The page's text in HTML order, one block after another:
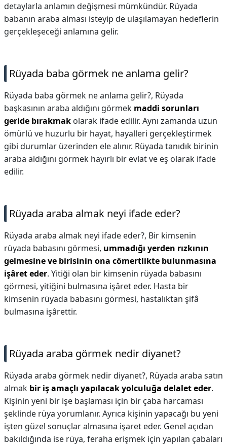
detaylarla anlamın değişmesi mümkündür. Rüyada
babanın araba alması isteyip de ulaşılamayan hedeflerin
gerçekleşeceği anlamına gelir.
Rüyada baba görmek ne anlama gelir?
Rüyada baba görmek ne anlama gelir?, Rüyada
başkasının araba aldığını görmek maddi sorunları
geride bırakmak olarak ifade edilir. Aynı zamanda uzun
ömürlü ve huzurlu bir hayat, hayalleri gerçekleştirmek
gibi durumlar üzerinden ele alınır. Rüyada tanıdık birinin
araba aldığını görmek hayırlı bir evlat ve eş olarak ifade
edilir.
Rüyada araba almak neyi ifade eder?
Rüyada araba almak neyi ifade eder?, Bir kimsenin
rüyada babasını görmesi, ummadığı yerden rızkının
gelmesine ve birisinin ona cömertlikte bulunmasına
işâret eder. Yitiği olan bir kimsenin rüyada babasını
görmesi, yitiğini bulmasına işâret eder. Hasta bir
kimsenin rüyada babasını görmesi, hastalıktan şifâ
bulmasına işârettir.
Rüyada araba görmek nedir diyanet?
Rüyada araba görmek nedir diyanet?, Rüyada araba satın
almak bir iş amaçlı yapılacak yolculuğa delalet eder.
Kişinin yeni bir işe başlaması için bir çaba harcaması
şeklinde rüya yorumlanır. Ayrıca kişinin yapacağı bu yeni
işten güzel sonuçlar almasına işaret eder. Genel açıdan
bakıldığında ise rüya, feraha erişmek için yapılan çabaları